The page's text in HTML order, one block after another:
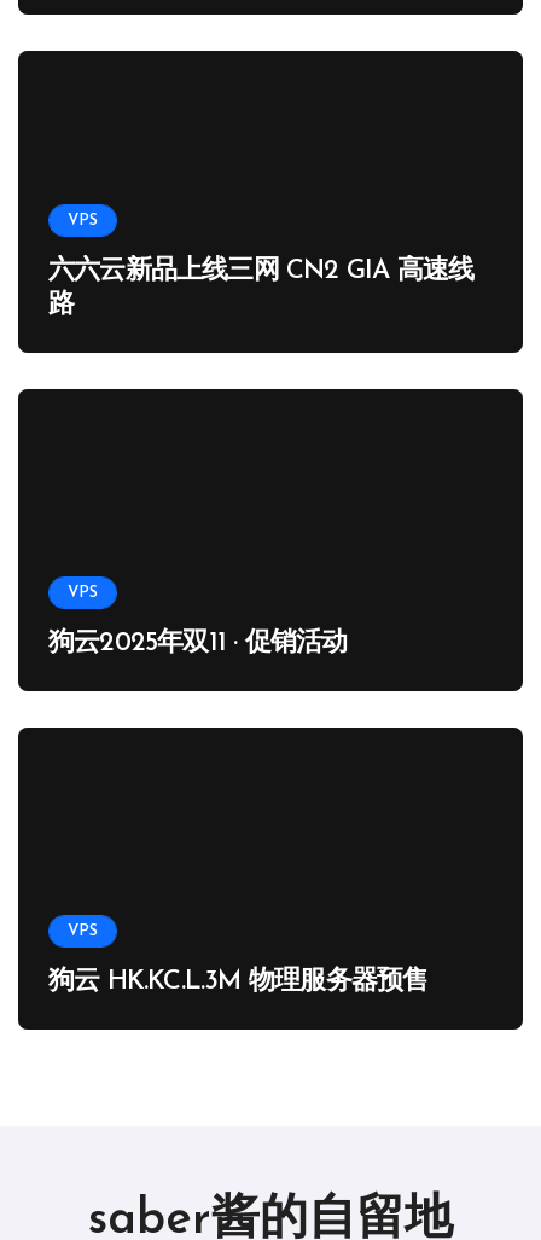
VPS
六六云新品上线三网 CN2 GIA 高速线
路
VPS
狗云2025年双11 · 促销活动
VPS
狗云 HK.KC.L.3M 物理服务器预售
saber酱的自留地